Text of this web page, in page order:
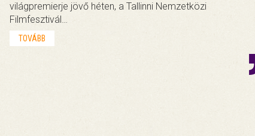
világpremierje jövő héten, a Tallinni Nemzetközi
Filmfesztivál…
TOVÁBB